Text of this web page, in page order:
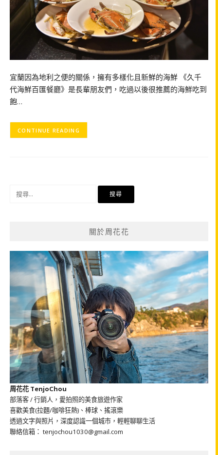
宜蘭因為地利之便的關係，擁有多樣化且新鮮的海鮮 《久千
代海鮮百匯餐廳》是長輩朋友們，吃過以後很推薦的海鮮吃到
飽…
CONTINUE READING
關於周花花
周花花 TenjoChou
部落客 / 行銷人，愛拍照的美食旅遊作家
喜歡美食(拉麵/咖啡狂熱)、棒球、搖滾樂
透過文字與照片，深度認識一個城市，輕輕聊聊生活
聯絡信箱： tenjochou1030@gmail.com